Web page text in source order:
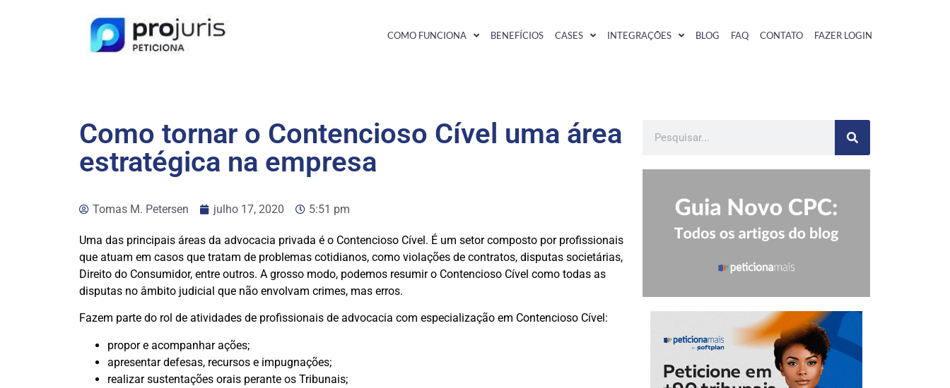
COMO FUNCIONA BENEFÍCIOS CASES INTEGRAÇÕES BLOG FAQ CONTATO FAZER LOGIN
Como tornar o Contencioso Cível uma área
estratégica na empresa
Tomas M. Petersen julho 17, 2020 5:51 pm
Uma das principais áreas da advocacia privada é o Contencioso Cível. É um setor composto por profissionais
que atuam em casos que tratam de problemas cotidianos, como violações de contratos, disputas societárias,
Direito do Consumidor, entre outros. A grosso modo, podemos resumir o Contencioso Cível como todas as
disputas no âmbito judicial que não envolvam crimes, mas erros.
Fazem parte do rol de atividades de profissionais de advocacia com especialização em Contencioso Cível:
propor e acompanhar ações;
apresentar defesas, recursos e impugnações;
realizar sustentações orais perante os Tribunais;